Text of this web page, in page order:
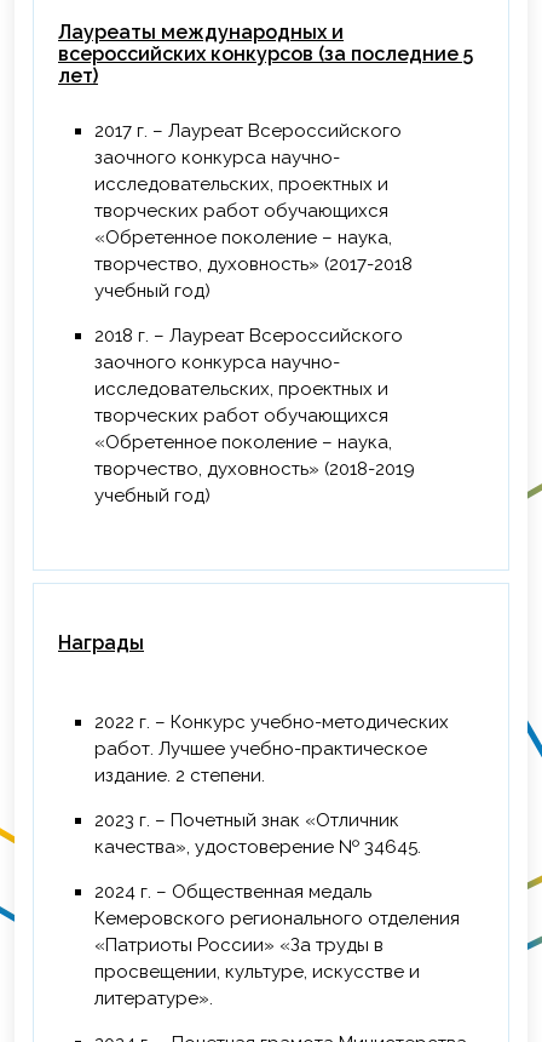
Лауреаты международных и
всероссийских конкурсов (за последние 5
лет)
2017 г. – Лауреат Всероссийского
заочного конкурса научно-
исследовательских, проектных и
творческих работ обучающихся
«Обретенное поколение – наука,
творчество, духовность» (2017-2018
учебный год)
2018 г. – Лауреат Всероссийского
заочного конкурса научно-
исследовательских, проектных и
творческих работ обучающихся
«Обретенное поколение – наука,
творчество, духовность» (2018-2019
учебный год)
Награды
2022 г. – Конкурс учебно-методических
работ. Лучшее учебно-практическое
издание. 2 степени.
2023 г. – Почетный знак «Отличник
качества», удостоверение № 34645.
2024 г. – Общественная медаль
Кемеровского регионального отделения
«Патриоты России» «За труды в
просвещении, культуре, искусстве и
литературе».